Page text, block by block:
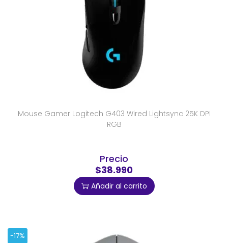
Mouse Gamer Logitech G403 Wired Lightsync 25K DPI
RGB
Precio
$38.990
Añadir al carrito
-17%